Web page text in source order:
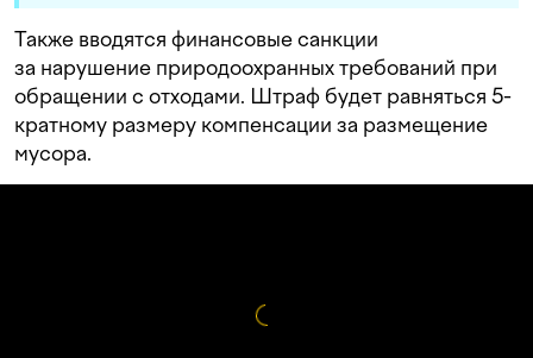
Также вводятся финансовые санкции
за нарушение природоохранных требований при
обращении с отходами. Штраф будет равняться 5-
кратному размеру компенсации за размещение
мусора.